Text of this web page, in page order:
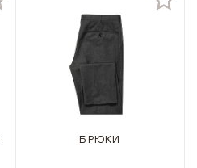
БРЮКИ